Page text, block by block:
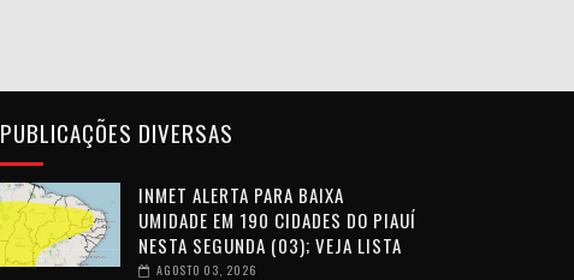
PUBLICAÇÕES DIVERSAS
INMET ALERTA PARA BAIXA
UMIDADE EM 190 CIDADES DO PIAUÍ
NESTA SEGUNDA (03); VEJA LISTA
AGOSTO 03, 2026